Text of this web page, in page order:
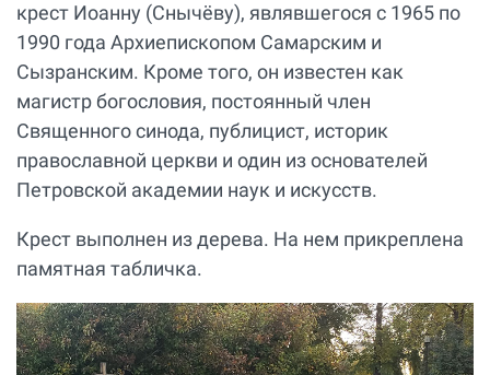
крест Иоанну (Снычёву), являвшегося с 1965 по
1990 года Архиепископом Самарским и
Сызранским. Кроме того, он известен как
магистр богословия, постоянный член
Священного синода, публицист, историк
православной церкви и один из основателей
Петровской академии наук и искусств.
Крест выполнен из дерева. На нем прикреплена
памятная табличка.